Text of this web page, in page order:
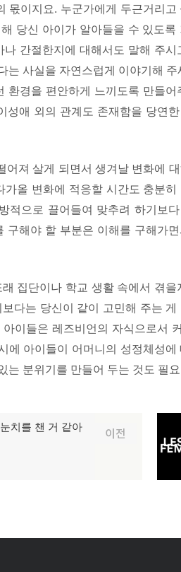
몫이지요. 누군가에게 두근거리고
당신 아이가 알아들을 수 있도록
간절한지에 대해서도 말해 주시
는 사실을 자연스럽게 이야기해 주
경을 편안하게 느끼도록 만들어
애 외의 관계도 존재함을 당연한
어져 살게 되면서 생겨날 변화에
올 변화에 적응할 시간도 충분히
적으로 끌어들여 맞추려 하기보
해야 할 부분은 이해를 구해가면
집단이나 학교 생활 속에서 겪을
다는 당신이 같이 고민해 주는 게
이들은 레즈비언의 자식으로서
에 아이들이 어머니의 성정체성에
는 분위기를 만들어 두는 것도 필
이전
치를 챈 거 같아
음